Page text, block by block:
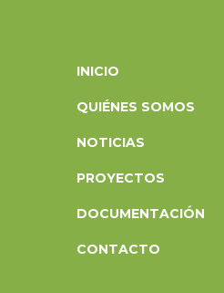
INICIO
QUIÉNES SOMOS
NOTICIAS
PROYECTOS
DOCUMENTACIÓN
CONTACTO